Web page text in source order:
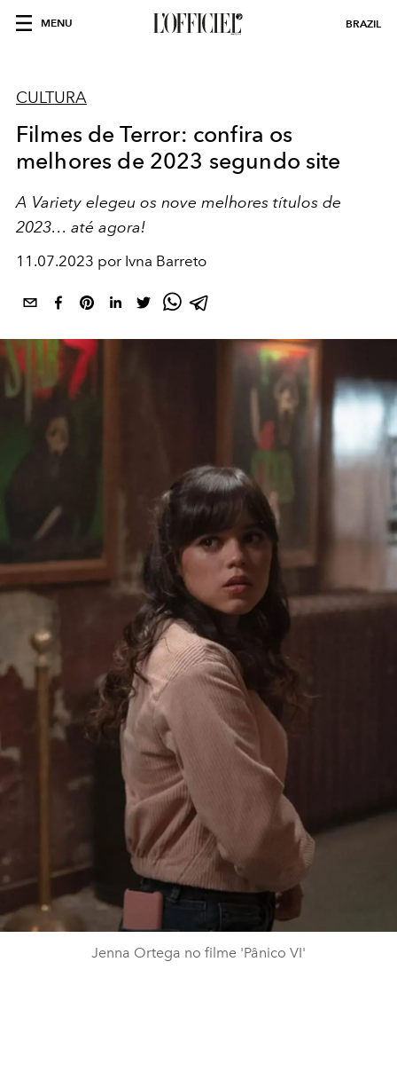
MENU BRAZIL
CULTURA
Filmes de Terror: confira os
melhores de 2023 segundo site
A Variety elegeu os nove melhores títulos de
2023… até agora!
11.07.2023 por Ivna Barreto
Jenna Ortega no filme 'Pânico VI'